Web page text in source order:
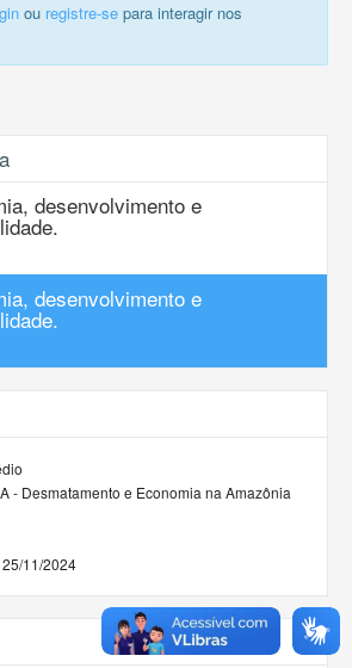
ou registre-se para interagir nos
desenvolvimento e
desenvolvimento e
- Desmatamento e Economia na Amazônia
25/11/2024